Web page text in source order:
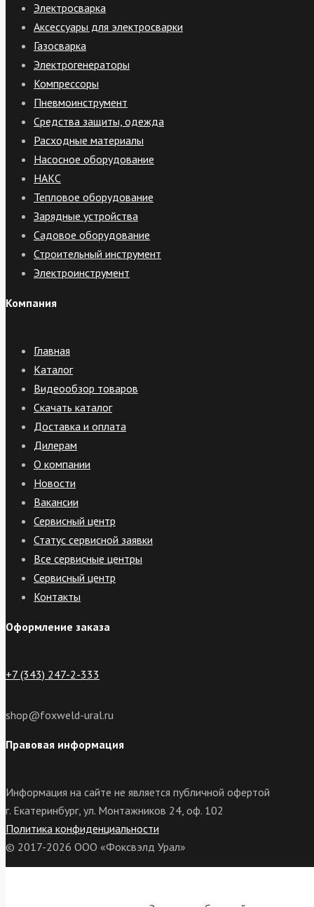
Электросварка
Аксессуары для электросварки
Газосварка
Электрогенераторы
Компрессоры
Пневмоинструмент
Средства защиты, одежда
Расходные материалы
Насосное оборудование
НАКС
Тепловое оборудование
Зарядные устройства
Садовое оборудование
Строительный инструмент
Электроинструмент
Компания
Главная
Каталог
Видеообзор товаров
Скачать каталог
Доставка и оплата
Дилерам
О компании
Новости
Вакансии
Сервисный центр
Статус сервисной заявки
Все сервисные центры
Сервисный центр
Контакты
Оформление заказа
+7 (343) 247-2-333
shop@foxweld-ural.ru
Правовая информация
Информация на сайте не является публичной офертой
г. Екатеринбург, ул. Монтажников 24, оф. 102
Политика конфиденциальности
© 2017-2026 ООО «Фоксвэлд Урал»